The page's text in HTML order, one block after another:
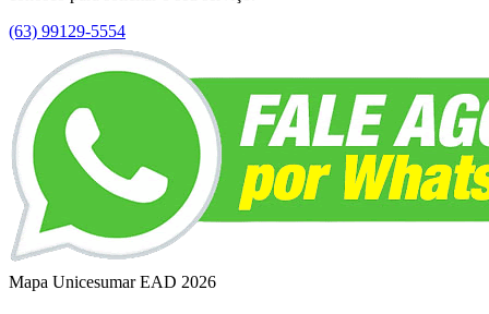
(63) 99129-5554
Mapa Unicesumar EAD 2026